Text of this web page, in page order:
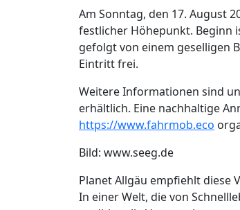
Am Sonntag, den 17. August
festlicher Höhepunkt. Beginn
gefolgt von einem geselligen
Eintritt frei.
Weitere Informationen sind
erhältlich. Eine nachhaltige
https://www.fahrmob.eco
Bild: www.seeg.de
Planet Allgäu empfiehlt diese
In einer Welt, die von